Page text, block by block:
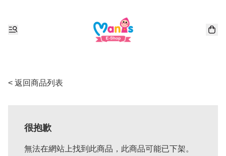
< 返回商品列表
很抱歉
無法在網站上找到此商品，此商品可能已下架。